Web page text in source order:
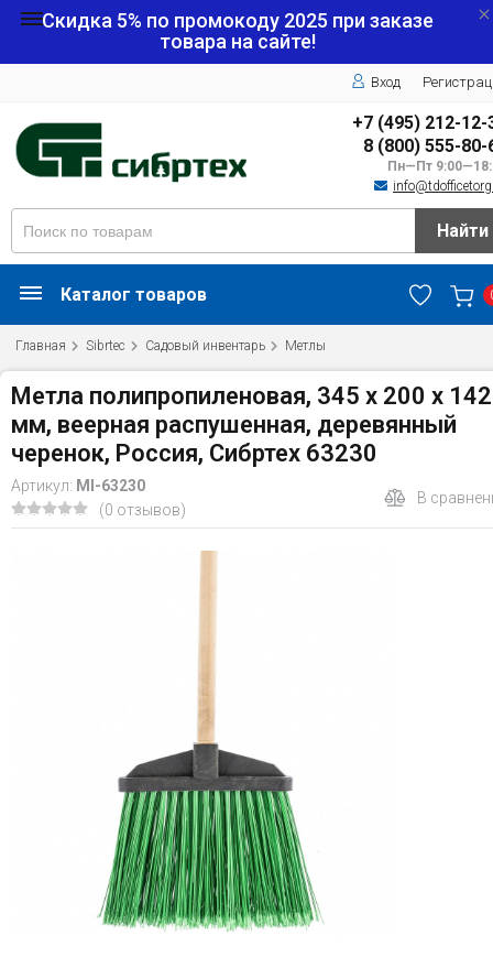
Скидка 5% по промокоду 2025 при заказе
товара на сайте!
Вход
+7 (495) 212-12-
8 (800) 555-80-
Пн—Пт
Найти
Каталог товаров
Главная Sibrtec Садовый инвентарь Метлы
Метла полипропиленовая, 345 х 200 х
мм, веерная распушенная, деревянный
черенок, Россия, Сибртех 63230
Артикул: MI-63230
(0 отзывов)
В